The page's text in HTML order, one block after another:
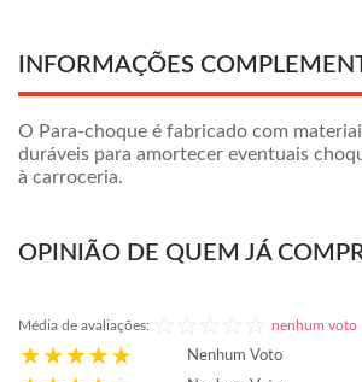
INFORMAÇÕES
O Para-choque é fabricado com
duráveis para amortecer eventuais
à carroceria.
OPINIÃO DE QUEM JÁ
Média de avaliações: nenhum voto
Nenhum Voto